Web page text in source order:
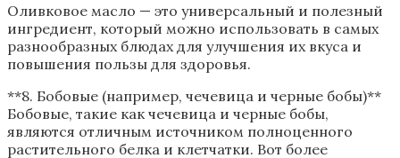
Оливковое масло — это универсальный и полезный
ингредиент, который можно использовать в самых
разнообразных блюдах для улучшения их вкуса и
повышения пользы для здоровья.
**8. Бобовые (например, чечевица и черные бобы)**
Бобовые, такие как чечевица и черные бобы,
являются отличным источником полноценного
растительного белка и клетчатки. Вот более